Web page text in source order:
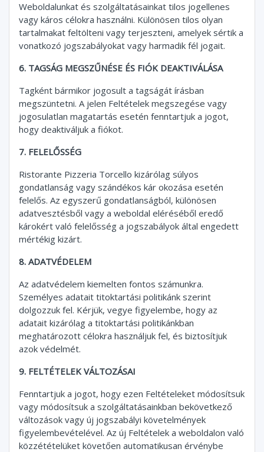
Weboldalunkat és szolgáltatásainkat tilos jogellenes
vagy káros célokra használni. Különösen tilos olyan
tartalmakat feltölteni vagy terjeszteni, amelyek sértik a
vonatkozó jogszabályokat vagy harmadik fél jogait.
6. TAGSÁG MEGSZŰNÉSE ÉS FIÓK DEAKTIVÁLÁSA
Tagként bármikor jogosult a tagságát írásban
megszüntetni. A jelen Feltételek megszegése vagy
jogosulatlan magatartás esetén fenntartjuk a jogot,
hogy deaktiváljuk a fiókot.
7. FELELŐSSÉG
Ristorante Pizzeria Torcello kizárólag súlyos
gondatlanság vagy szándékos kár okozása esetén
felelős. Az egyszerű gondatlanságból, különösen
adatvesztésből vagy a weboldal eléréséből eredő
károkért való felelősség a jogszabályok által engedett
mértékig kizárt.
8. ADATVÉDELEM
Az adatvédelem kiemelten fontos számunkra.
Személyes adatait titoktartási politikánk szerint
dolgozzuk fel. Kérjük, vegye figyelembe, hogy az
adatait kizárólag a titoktartási politikánkban
meghatározott célokra használjuk fel, és biztosítjuk
azok védelmét.
9. FELTÉTELEK VÁLTOZÁSAI
Fenntartjuk a jogot, hogy ezen Feltételeket módosítsuk
vagy módosítsuk a szolgáltatásainkban bekövetkező
változások vagy új jogszabályi követelmények
figyelembevételével. Az új Feltételek a weboldalon való
közzétételüket követően automatikusan érvénybe